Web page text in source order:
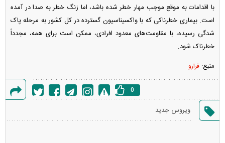
با اقدامات به موقع موجب مهار خطر شده باشد، اما زنگ خطر به صدا در آمده
است. بیماری خطرناکی که با واکسیناسیون گسترده در کل کشور به مرحله پاک
شدگی رسیده، با مقاومت‌های معدود افرادی، ممکن است برای همه، مجدداً
خطرناک شود.
منبع: فرارو
خطا
0
ویروس جدید